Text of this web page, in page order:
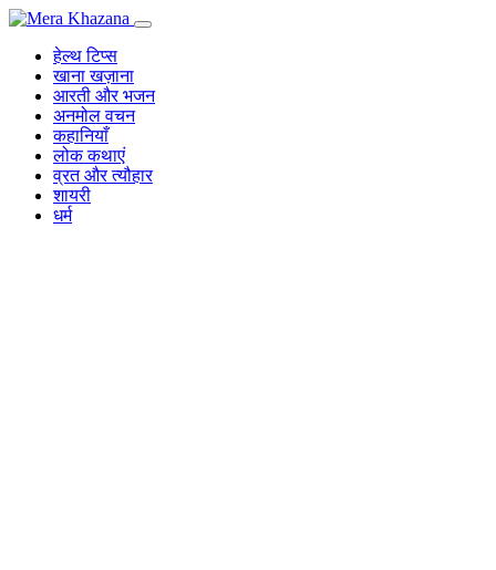
Skip
contentहेल्थ टिप्स
खाना खज़ाना
आरती और भजन
अनमोल वचन
कहानियाँ
लोक कथाएं
व्रत और त्यौहार
शायरी
धर्म